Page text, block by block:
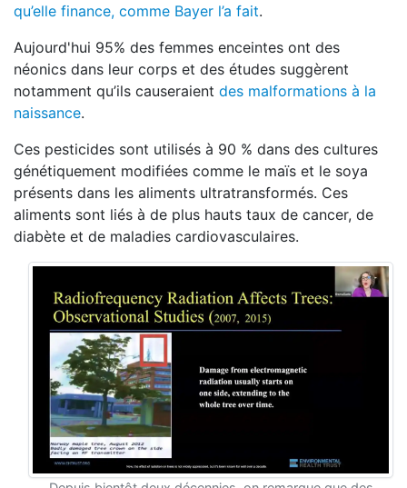
qu’elle finance, comme Bayer l’a fait.
Aujourd'hui 95% des femmes enceintes ont des
néonics dans leur corps et des études suggèrent
notamment qu’ils causeraient des malformations à la
naissance.
Ces pesticides sont utilisés à 90 % dans des cultures
génétiquement modifiées comme le maïs et le soya
présents dans les aliments ultratransformés. Ces
aliments sont liés à de plus hauts taux de cancer, de
diabète et de maladies cardiovasculaires.